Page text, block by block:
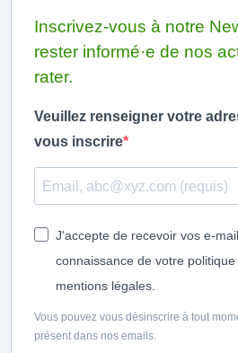
Inscrivez-vous à notre
rester informé·e de nos
rater.
Veuillez renseigner votre
vous inscrire
J'accepte de recevoir vos e-
connaissance de votre
mentions légales.
Vous pouvez vous désinscrire à tout
présent dans nos emails.